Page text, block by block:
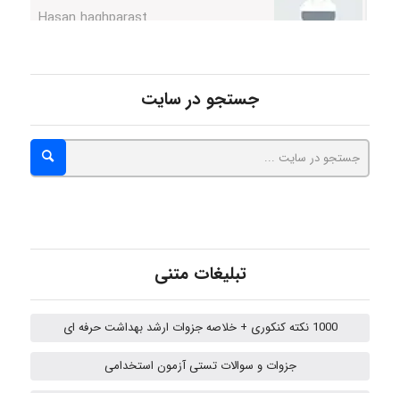
Minoo1375
جستجو در سایت
تبلیغات متنی
1000 نکته کنکوری + خلاصه جزوات ارشد بهداشت حرفه ای
جزوات و سوالات تستی آزمون استخدامی